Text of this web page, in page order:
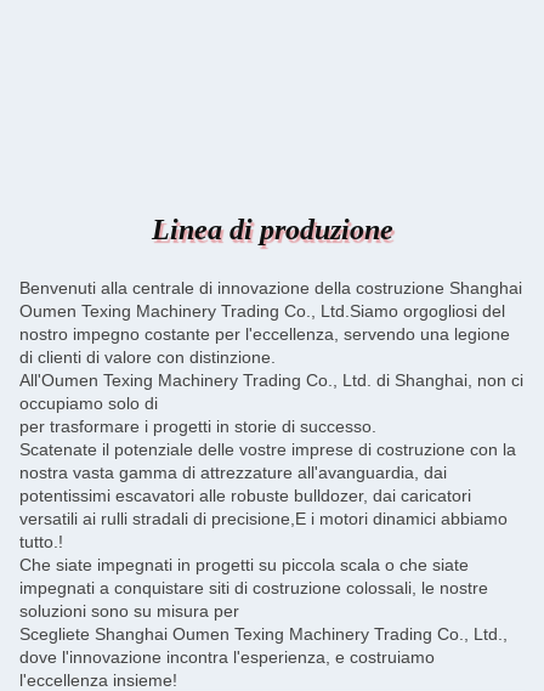
Linea di produzione
Benvenuti alla centrale di innovazione della costruzione Shanghai
Oumen Texing Machinery Trading Co., Ltd.Siamo orgogliosi del
nostro impegno costante per l'eccellenza, servendo una legione
di clienti di valore con distinzione.
All'Oumen Texing Machinery Trading Co., Ltd. di Shanghai, non ci
occupiamo solo di
per trasformare i progetti in storie di successo.
Scatenate il potenziale delle vostre imprese di costruzione con la
nostra vasta gamma di attrezzature all'avanguardia, dai
potentissimi escavatori alle robuste bulldozer, dai caricatori
versatili ai rulli stradali di precisione,E i motori dinamici abbiamo
tutto.!
Che siate impegnati in progetti su piccola scala o che siate
impegnati a conquistare siti di costruzione colossali, le nostre
soluzioni sono su misura per
Scegliete Shanghai Oumen Texing Machinery Trading Co., Ltd.,
dove l'innovazione incontra l'esperienza, e costruiamo
l'eccellenza insieme!